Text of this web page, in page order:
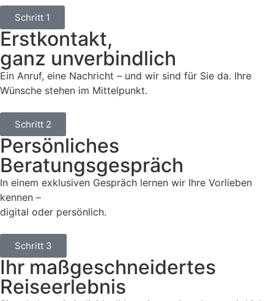
Schritt 1
Erstkontakt,
ganz unverbindlich
Ein Anruf, eine Nachricht – und wir sind für Sie da. Ihre
Wünsche stehen im Mittelpunkt.
Schritt 2
Persönliches
Beratungsgespräch
In einem exklusiven Gespräch lernen wir Ihre Vorlieben
kennen –
digital oder persönlich.
Schritt 3
Ihr maßgeschneidertes
Reiseerlebnis